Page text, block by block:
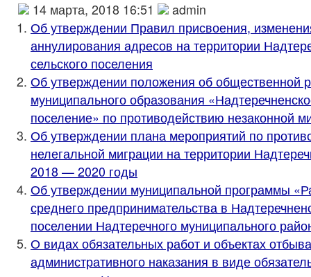
14 марта, 2018 16:51
admin
Об утверждении Правил присвоения,
аннулирования адресов на территории
сельского поселения
Об утверждении положения об общественной
муниципального образования
поселение» по противодействию незаконной
Об утверждении плана мероприятий по
нелегальной миграции на территории
2018 — 2020 годы
Об утверждении муниципальной программы
среднего предпринимательства в
поселении Надтеречного муниципального
О видах обязательных работ и объектах
административного наказания в виде